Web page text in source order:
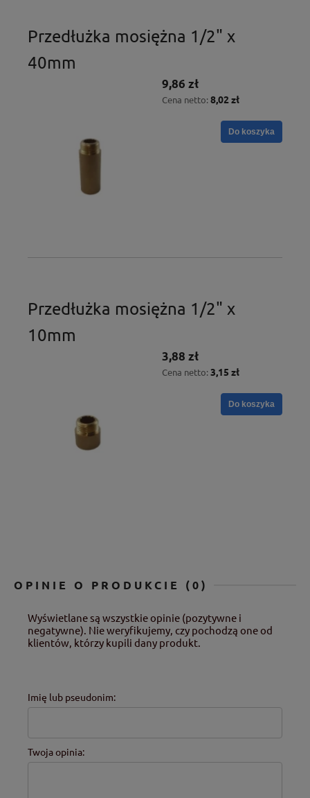
Przedłużka mosiężna 1/2" x
40mm
9,86 zł
Cena netto: 8,02 zł
Do koszyka
Przedłużka mosiężna 1/2" x
10mm
3,88 zł
Cena netto: 3,15 zł
Do koszyka
OPINIE O PRODUKCIE (0)
Wyświetlane są wszystkie opinie (pozytywne i
negatywne). Nie weryfikujemy, czy pochodzą one od
klientów, którzy kupili dany produkt.
Imię lub pseudonim:
Twoja opinia: